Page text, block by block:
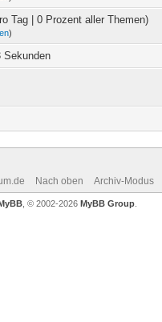
Tag | 0 Prozent aller Themen)
)
Sekunden
Nach oben Archiv-Modus
, © 2002-2026 MyBB Group